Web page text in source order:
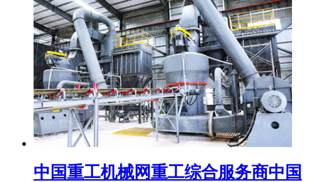
中国重工机械网重工综合服务商中国